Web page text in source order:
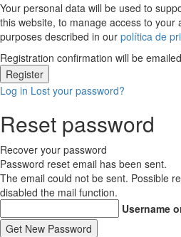
Your personal data will be used to
this website, to manage access to your
purposes described in our política de
Registration confirmation will be
Log in Lost your password?
Reset password
Recover your password
Password reset email has been sent.
The email could not be sent. Possible
disabled the mail function.
Username